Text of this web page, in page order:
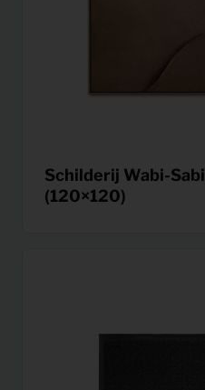
Schilderij Wabi-Sabi
(120×120)